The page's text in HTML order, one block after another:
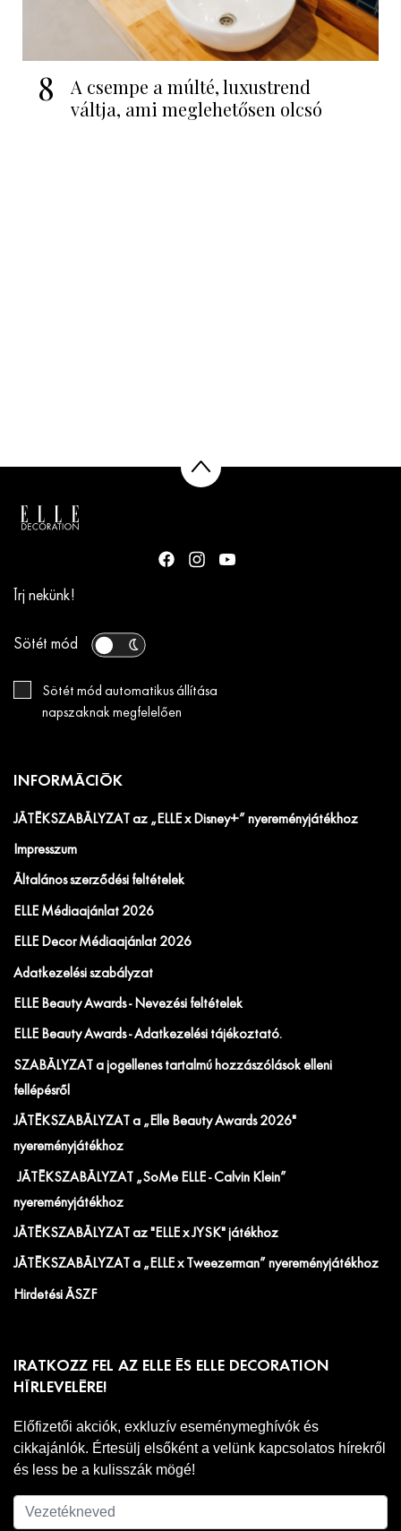
8
A csempe a múlté, luxustrend
váltja, ami meglehetősen olcsó
Írj nekünk!
Sötét mód
Sötét mód automatikus állítása
napszaknak megfelelően
INFORMÁCIÓK
JÁTÉKSZABÁLYZAT az „ELLE x Disney+” nyereményjátékhoz
Impresszum
Általános szerződési feltételek
ELLE Médiaajánlat 2026
ELLE Decor Médiaajánlat 2026
Adatkezelési szabályzat
ELLE Beauty Awards - Nevezési feltételek
ELLE Beauty Awards - Adatkezelési tájékoztató.
SZABÁLYZAT a jogellenes tartalmú hozzászólások elleni
fellépésről
JÁTÉKSZABÁLYZAT a „Elle Beauty Awards 2026"
nyereményjátékhoz
JÁTÉKSZABÁLYZAT „SoMe ELLE - Calvin Klein”
nyereményjátékhoz
JÁTÉKSZABÁLYZAT az "ELLE x JYSK" játékhoz
JÁTÉKSZABÁLYZAT a „ELLE x Tweezerman” nyereményjátékhoz
Hirdetési ÁSZF
IRATKOZZ FEL AZ ELLE ÉS ELLE DECORATION
HÍRLEVELÉRE!
Előfizetői akciók, exkluzív eseménymeghívók és
cikkajánlók. Értesülj elsőként a velünk kapcsolatos hírekről
és less be a kulisszák mögé!